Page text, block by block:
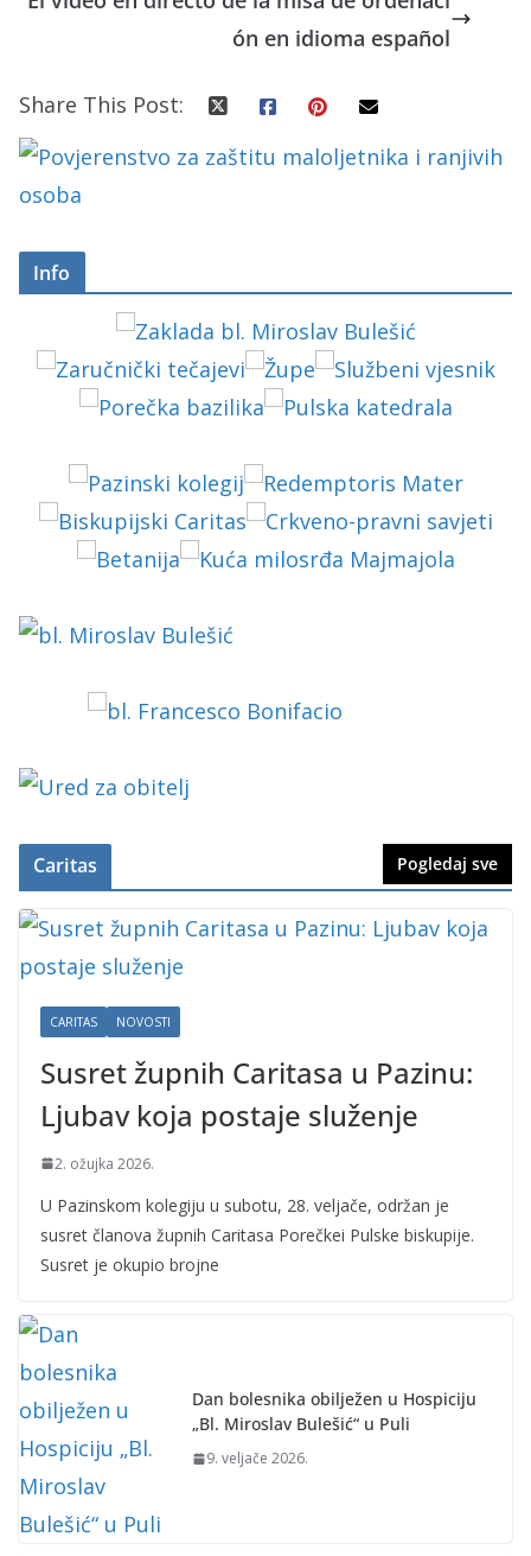
ón en idioma español
Share This Post:
Info
Caritas Pogledaj sve
CARITAS NOVOSTI
Susret župnih Caritasa u Pazinu:
Ljubav koja postaje služenje
2. ožujka 2026.
U Pazinskom kolegiju u subotu, 28. veljače, održan je
susret članova župnih Caritasa Porečkei Pulske biskupije.
Susret je okupio brojne
Dan bolesnika obilježen u Hospiciju
„Bl. Miroslav Bulešić“ u Puli
9. veljače 2026.